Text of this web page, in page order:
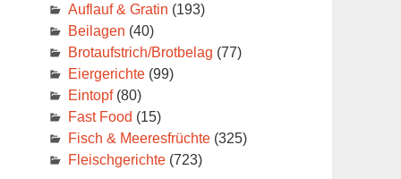
Auflauf & Gratin (193)
Beilagen (40)
Brotaufstrich/Brotbelag (77)
Eiergerichte(99)
Eintopf(80)
Fast Food (15)
Fisch & Meeresfrüchte(325)
Fleischgerichte(723)